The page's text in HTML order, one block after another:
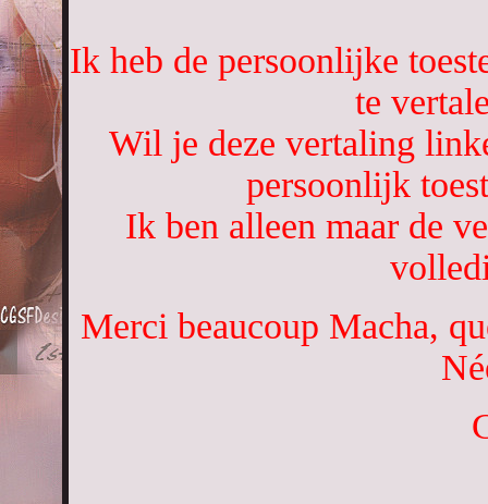
Ik heb de persoonlijke
te
Wil je deze vertaling
persoonlijk
Ik ben alleen maar de
Merci beaucoup Macha,